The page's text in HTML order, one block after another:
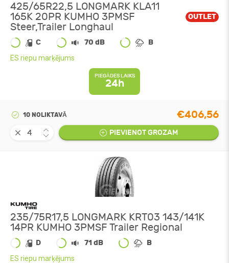
425/65R22,5 LONGMARK KLA11
165K 20PR KUMHO 3PMSF
Steer,Trailer Longhaul
OUTLET
C 70 dB B
ES riepu marķējums
PIEGĀDES LAIKS
24h
10 NOLIKTAVĀ €406,56
PIEVIENOT GROZAM
235/75R17,5 LONGMARK KRT03 143/141K
14PR KUMHO 3PMSF Trailer Regional
D 71 dB B
ES riepu marķējums